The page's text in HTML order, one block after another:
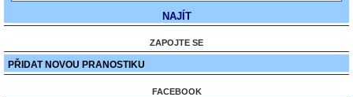
ZAPOJTE SE
PŘIDAT NOVOU PRANOSTIKU
FACEBOOK